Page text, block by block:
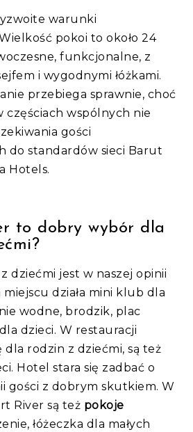
warunki
pokoi to około 24
funkcjonalne, z
i wygodnymi łóżkami.
przebiega sprawnie, choć
częściach wspólnych nie
gości
do standardów sieci Barut
Hotels.
to dobry wybór dla
dziećmi jest w naszej opinii
miejscu działa mini klub dla
wodne, brodzik, plac
dzieci. W restauracji
rodzin z dziećmi, są też
Hotel stara się zadbać o
gości z dobrym skutkiem. W
River są też pokoje
łóżeczka dla małych